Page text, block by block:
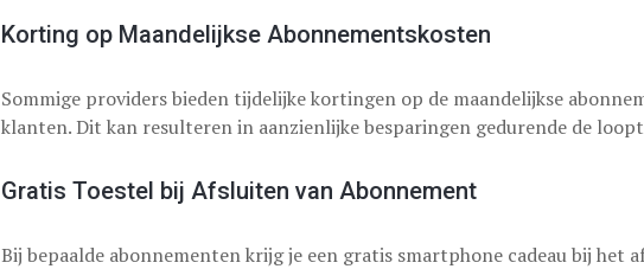
Korting op Maandelijkse Abonnementskosten
Sommige providers bieden tijdelijke kortingen op de maandelijkse
klanten. Dit kan resulteren in aanzienlijke besparingen gedurende de
Gratis Toestel bij Afsluiten van Abonnement
Bij bepaalde abonnementen krijg je een gratis smartphone cadeau bij het